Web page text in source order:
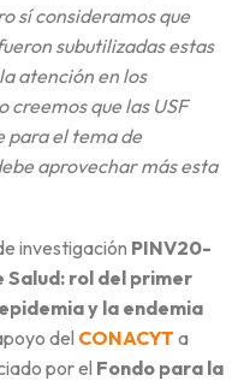
sí consideramos que
subutilizadas estas
atención en los
que las USF
para el tema de
aprovechar más esta
investigación PINV20-
Salud: rol del primer
y la endemia
del CONACYT a
por el Fondo para la